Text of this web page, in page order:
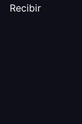
Recibir